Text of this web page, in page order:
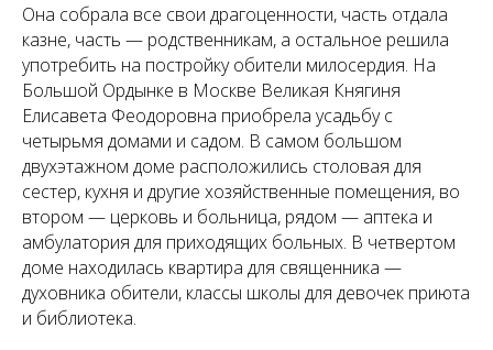
Она собрала все свои драгоценности, часть отдала
казне, часть — родственникам, а остальное решила
употребить на постройку обители милосердия. На
Большой Ордынке в Москве Великая Княгиня
Елисавета Феодоровна приобрела усадьбу с
четырьмя домами и садом. В самом большом
двухэтажном доме расположились столовая для
сестер, кухня и другие хозяйственные помещения, во
втором — церковь и больница, рядом — аптека и
амбулатория для приходящих больных. В четвертом
доме находилась квартира для священника —
духовника обители, классы школы для девочек приюта
и библиотека.